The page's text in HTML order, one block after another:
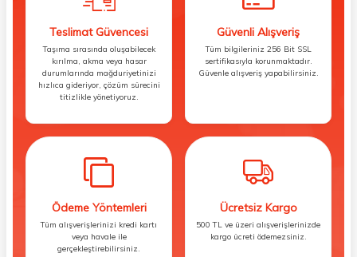
Teslimat Güvencesi
Taşıma sırasında oluşabilecek
kırılma, akma veya hasar
durumlarında mağduriyetinizi
hızlıca gideriyor, çözüm sürecini
titizlikle yönetiyoruz.
Güvenli Alışveriş
Tüm bilgileriniz 256 Bit SSL
sertifikasıyla korunmaktadır.
Güvenle alışveriş yapabilirsiniz.
Ödeme Yöntemleri
Tüm alışverişlerinizi kredi kartı
veya havale ile
gerçekleştirebilirsiniz.
Ücretsiz Kargo
500 TL ve üzeri alışverişlerinizde
kargo ücreti ödemezsiniz.